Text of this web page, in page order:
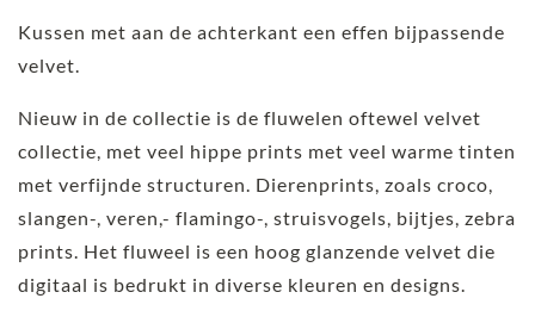
Kussen met aan de achterkant een effen bijpassende
velvet.
Nieuw in de collectie is de fluwelen oftewel velvet
collectie, met veel hippe prints met veel warme tinten
met verfijnde structuren. Dierenprints, zoals croco,
slangen-, veren,- flamingo-, struisvogels, bijtjes, zebra
prints. Het fluweel is een hoog glanzende velvet die
digitaal is bedrukt in diverse kleuren en designs.